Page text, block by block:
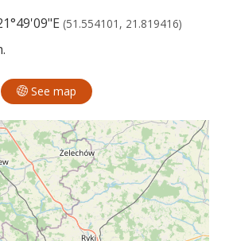
(51.554101, 21.819416)
See map